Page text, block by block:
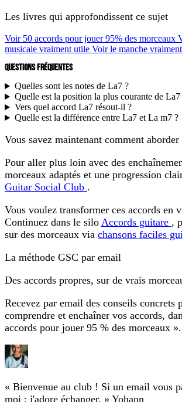
Les livres qui approfondissent ce sujet
Voir 50 accords pour jouer 95% des morceaux
musicale vraiment utile Voir le manche
QUESTIONS FRÉQUENTES
Quelles sont les notes de La7 ?
Quelle est la position la plus courante de La7
Vers quel accord La7 résout-il ?
Quelle est la différence entre La7 et La m7 ?
Vous savez maintenant comment aborder
Pour aller plus loin avec des
morceaux adaptés et une progression
Guitar Social Club .
Vous voulez transformer ces accords en
Continuez dans le silo Accords guitare ,
sur des morceaux via chansons faciles
La méthode GSC par email
Des accords propres, sur de vrais
Recevez par email des conseils concrets
comprendre et enchaîner vos accords,
accords pour jouer 95 % des morceaux ».
« Bienvenue au club ! Si un email vous
moi : j'adore échanger. » Yohann